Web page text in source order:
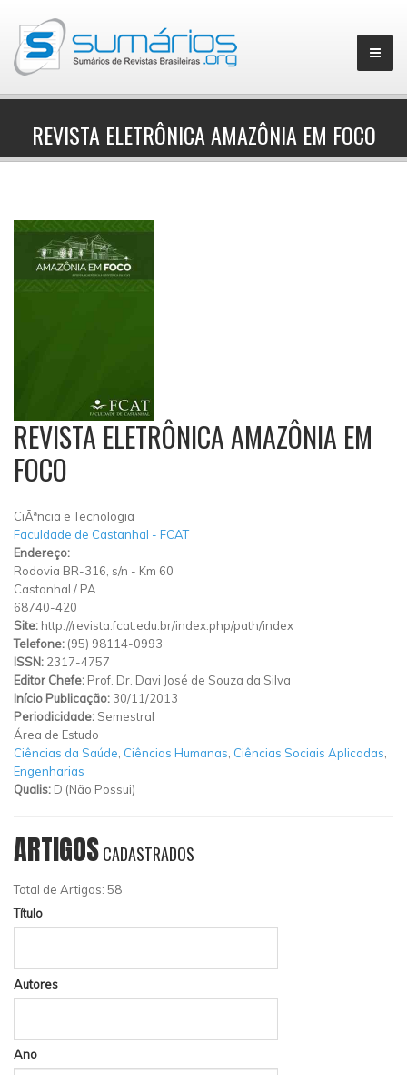
▼
REVISTA ELETRÔNICA AMAZÔNIA EM FOCO
REVISTA ELETRÔNICA AMAZÔNIA EM
FOCO
CiÃªncia e Tecnologia
Faculdade de Castanhal - FCAT
Endereço:
Rodovia BR-316, s/n - Km 60
Castanhal / PA
68740-420
Site: http://revista.fcat.edu.br/index.php/path/index
Telefone: (95) 98114-0993
ISSN: 2317-4757
Editor Chefe: Prof. Dr. Davi José de Souza da Silva
Início Publicação: 30/11/2013
Periodicidade: Semestral
Área de Estudo
Ciências da Saúde Ciências Humanas Ciências Sociais Aplicadas
Engenharias
Qualis: D (Não Possui)
ARTIGOSCADASTRADOS
Total de Artigos: 58
Título
Autores
Ano